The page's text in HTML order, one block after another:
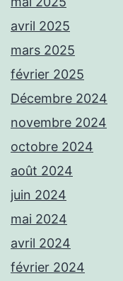
avril 2025
mars 2025
février 2025
Décembre 2024
novembre 2024
octobre 2024
août 2024
juin 2024
mai 2024
avril 2024
février 2024